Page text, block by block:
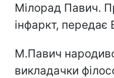
Мілорад Павич.
інфаркт, передає
М.Павич
викладачки